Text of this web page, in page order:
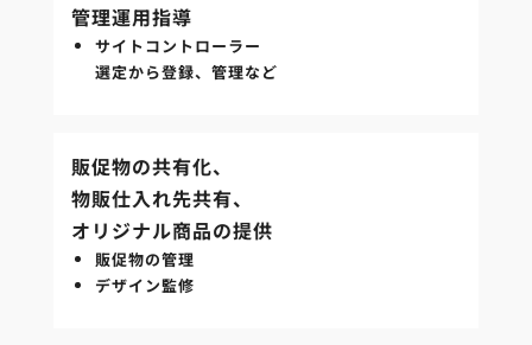
管理運用指導
サイトコントローラー
選定から登録、管理など
販促物の共有化、
物販仕入れ先共有、
オリジナル商品の提供
販促物の管理
デザイン監修